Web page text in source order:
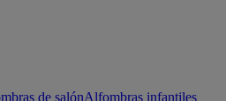
de salónAlfombras infantiles